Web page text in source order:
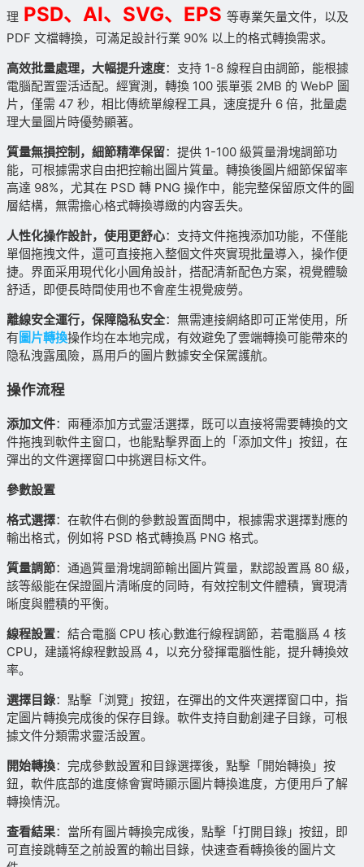
理 PSD、AI、SVG、EPS 等專業矢量文件，以及
PDF 文檔轉換，可滿足設計行業 90% 以上的格式轉換需求。
高效批量處理，大幅提升速度：支持 1-8 線程自由調節，能根據
電腦配置靈活适配。經實測，轉換 100 張單張 2MB 的 WebP 圖
片，僅需 47 秒，相比傳統單線程工具，速度提升 6 倍，批量處
理大量圖片時優勢顯著。
質量無損控制，細節精準保留：提供 1-100 級質量滑塊調節功
能，可根據需求自由把控輸出圖片質量。轉換後圖片細節保留率
高達 98%，尤其在 PSD 轉 PNG 操作中，能完整保留原文件的圖
層結構，無需擔心格式轉換導緻的内容丢失。
人性化操作設計，使用更舒心：支持文件拖拽添加功能，不僅能
單個拖拽文件，還可直接拖入整個文件夾實現批量導入，操作便
捷。界面采用現代化小圓角設計，搭配清新配色方案，視覺體驗
舒适，即便長時間使用也不會産生視覺疲勞。
離線安全運行，保障隐私安全：無需連接網絡即可正常使用，所
有 圖片轉換操作均在本地完成，有效避免了雲端轉換可能帶來的
隐私洩露風險，爲用戶的圖片數據安全保駕護航。
操作流程
添加文件：兩種添加方式靈活選擇，既可以直接将需要轉換的文
件拖拽到軟件主窗口，也能點擊界面上的「添加文件」按鈕，在
彈出的文件選擇窗口中挑選目标文件。
參數設置
格式選擇：在軟件右側的參數設置面闆中，根據需求選擇對應的
輸出格式，例如将 PSD 格式轉換爲 PNG 格式。
質量調節：通過質量滑塊調節輸出圖片質量，默認設置爲 80 級，
該等級能在保證圖片清晰度的同時，有效控制文件體積，實現清
晰度與體積的平衡。
線程設置：結合電腦 CPU 核心數進行線程調節，若電腦爲 4 核
CPU，建議将線程數設爲 4，以充分發揮電腦性能，提升轉換效
率。
選擇目錄：點擊「浏覽」按鈕，在彈出的文件夾選擇窗口中，指
定圖片轉換完成後的保存目錄。軟件支持自動創建子目錄，可根
據文件分類需求靈活設置。
開始轉換：完成參數設置和目錄選擇後，點擊「開始轉換」按
鈕，軟件底部的進度條會實時顯示圖片轉換進度，方便用戶了解
轉換情況。
查看結果：當所有圖片轉換完成後，點擊「打開目錄」按鈕，即
可直接跳轉至之前設置的輸出目錄，快速查看轉換後的圖片文